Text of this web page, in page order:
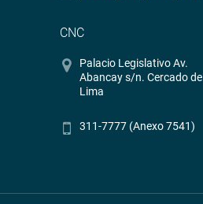
CNC
Palacio Legislativo Av.
Abancay s/n. Cercado de
Lima
311-7777 (Anexo 7541)